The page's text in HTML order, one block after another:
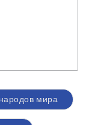
мира